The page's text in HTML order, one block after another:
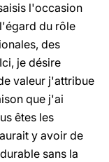
l'occasion
du rôle
des
je désire
valeur j'attribue
que j'ai
êtes les
y avoir de
sans la